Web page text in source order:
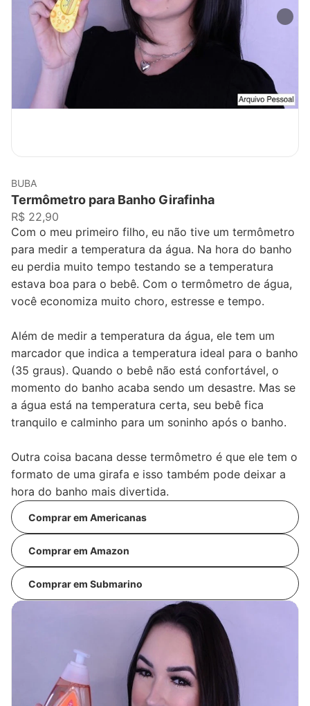
BUBA
Termômetro para Banho Girafinha
R$ 22,90
Com o meu primeiro filho, eu não tive um termômetro
para medir a temperatura da água. Na hora do banho
eu perdia muito tempo testando se a temperatura
estava boa para o bebê. Com o termômetro de água,
você economiza muito choro, estresse e tempo.
Além de medir a temperatura da água, ele tem um
marcador que indica a temperatura ideal para o banho
(35 graus). Quando o bebê não está confortável, o
momento do banho acaba sendo um desastre. Mas se
a água está na temperatura certa, seu bebê fica
tranquilo e calminho para um soninho após o banho.
Outra coisa bacana desse termômetro é que ele tem o
formato de uma girafa e isso também pode deixar a
hora do banho mais divertida.
Comprar em Americanas
Comprar em Amazon
Comprar em Submarino